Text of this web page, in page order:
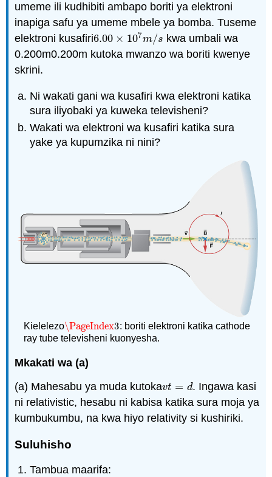
umeme ili kudhibiti ambapo boriti ya elektroni
inapiga safu ya umeme mbele ya bomba. Tuseme
elektroni kusafiri6.00 × 107m/s
6.00 ×107m/s
kwa umbali wa
0.200m0.200m kutoka mwanzo wa boriti kwenye
skrini.
Ni wakati gani wa kusafiri kwa elektroni katika
sura iliyobaki ya kuweka televisheni?
Wakati wa elektroni wa kusafiri katika sura
yake ya kupumzika ni nini?
Kielelezo\PageIndex3
\PageIndex3: boriti elektroni katika cathode
ray tube televisheni kuonyesha.
Mkakati wa (a)
(a) Mahesabu ya muda kutokavt = d
vt=d
. Ingawa kasi
ni relativistic, hesabu ni kabisa katika sura moja ya
kumbukumbu, na kwa hiyo relativity si kushiriki.
Suluhisho
Tambua maarifa: